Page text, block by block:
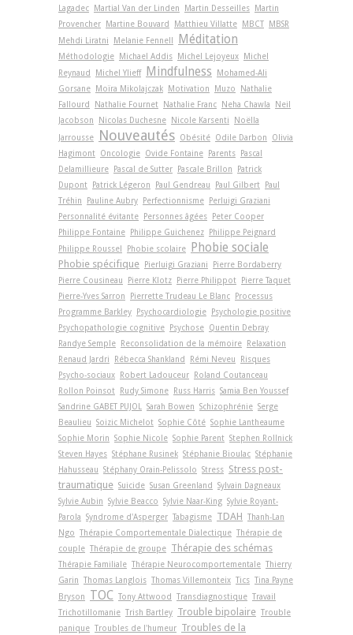
Lagadec Martial Van der Linden Martin Desseilles Martin
Provencher Martine Bouvard Matthieu Villatte MBCT MBSR
Mehdi Liratni
Melanie Fennell Méditation
Méthodologie Michael Addis Michel Lejoyeux Michel
Reynaud
Michel Ylieff Mindfulness
Mohamed-Ali
Gorsane Moïra Mikolajczak Motivation Muzo
Nathalie
Fallourd
Nathalie Fournet Nathalie Franc Neha Chawla
Neil
Jacobson
Nicolas Duchesne Nicole Karsenti
Noëlla
Jarrousse
Nouveautés Obésité Odile Darbon
Olivia
Hagimont Oncologie Ovide Fontaine Parents Pascal
Delamillieure Pascal de Sutter Pascale Brillon
Patrick
Dupont Patrick Légeron Paul Gendreau Paul Gilbert Paul
Tréhin
Pauline Aubry Perfectionnisme Perluigi Graziani
Personnalité évitante Personnes âgées Peter Cooper
Philippe Fontaine Philippe Guichenez Philippe Peignard
Philippe Roussel
Phobie scolaire Phobie sociale
Phobie spécifique Pierluigi Graziani
Pierre Bordaberry
Pierre Cousineau
Pierre Klotz Pierre Philippot Pierre Taquet
Pierre-Yves Sarron
Pierrette Trudeau Le Blanc Processus
Programme Barkley Psychocardiologie Psychologie positive
Psychopathologie cognitive Psychose Quentin Debray
Randye Semple Reconsolidation de la mémoire Relaxation
Renaud Jardri
Rébecca Shankland Rémi Neveu
Risques
Psycho-sociaux Robert Ladouceur Roland Coutanceau
Rollon Poinsot Rudy Simone Russ Harris Samia Ben Youssef
Sandrine GABET PUJOL
Sarah Bowen Schizophrénie Serge
Beaulieu Soizic Michelot Sophie Côté Sophie Lantheaume
Sophie Morin Sophie Nicole Sophie Parent Stephen Rollnick
Steven Hayes Stéphane Rusinek Stéphanie Bioulac Stéphanie
Hahusseau Stéphany Orain-Pelissolo Stress Stress post-
traumatique Suicide Susan Greenland Sylvain Dagneaux
Sylvie Aubin Sylvie Beacco Sylvie Naar-King Sylvie Royant-
Parola Syndrome d'Asperger Tabagisme TDAH Thanh-Lan
Ngo Thérapie Comportementale Dialectique Thérapie de
couple Thérapie de groupe Thérapie des schémas
Thérapie Familiale Thérapie Neurocomportementale Thierry
Garin Thomas Langlois Thomas Villemonteix Tics Tina Payne
Bryson
TOC Tony Attwood Transdiagnostique Travail
Trichotillomanie Trish Bartley Trouble bipolaire Trouble
panique Troubles de l'humeur Troubles de la